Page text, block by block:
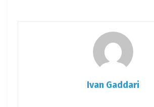
Ivan Gaddari